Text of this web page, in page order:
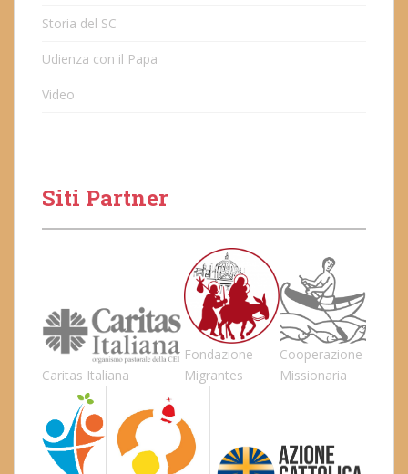
Storia del SC
Udienza con il Papa
Video
Siti Partner
Caritas Italiana
Fondazione
Migrantes
Cooperazione
Missionaria